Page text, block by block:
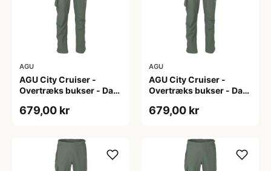
AGU
AGU City Cruiser -
Overtræks bukser - Dark
679,00 kr
AGU
AGU City Cruiser -
Overtræks bukser - Dark
679,00 kr